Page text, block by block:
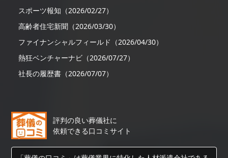
スポーツ報知（2026/02/27）
高齢者住宅新聞（2026/03/30）
ファイナンシャルフィールド（2026/04/30）
熱狂ベンチャーナビ（2026/07/27）
社長の履歴書（2026/07/07）
評判の良い葬儀社に
依頼できる口コミサイト